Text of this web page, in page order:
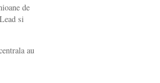
de
si
au